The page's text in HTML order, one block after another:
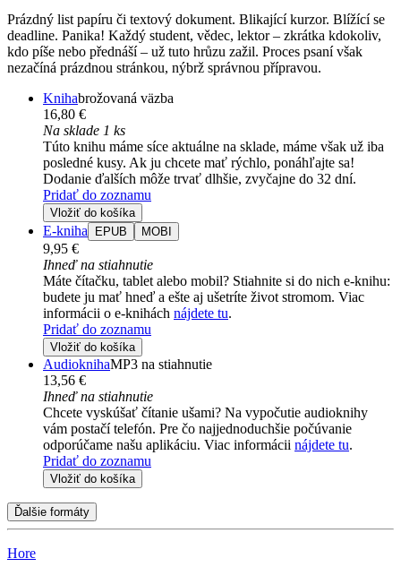
Prázdný list papíru či textový dokument. Blikající kurzor. Blížící se
deadline. Panika! Každý student, vědec, lektor – zkrátka kdokoliv,
kdo píše nebo přednáší – už tuto hrůzu zažil. Proces psaní však
nezačíná prázdnou stránkou, nýbrž správnou přípravou.
Knihabrožovaná väzba
16,80 €
Na sklade 1 ks
Túto knihu máme síce aktuálne na sklade, máme však už iba
posledné kusy. Ak ju chcete mať rýchlo, ponáhľajte sa!
Dodanie ďalších môže trvať dlhšie, zvyčajne do 32 dní.
Pridať do zoznamu
Vložiť do košíka
E-kniha EPUB MOBI
9,95 €
Ihneď na stiahnutie
Máte čítačku, tablet alebo mobil? Stiahnite si do nich e-knihu:
budete ju mať hneď a ešte aj ušetríte život stromom. Viac
informácii o e-knihách nájdete tu.
Pridať do zoznamu
Vložiť do košíka
AudioknihaMP3 na stiahnutie
13,56 €
Ihneď na stiahnutie
Chcete vyskúšať čítanie ušami? Na vypočutie audioknihy
vám postačí telefón. Pre čo najjednoduchšie počúvanie
odporúčame našu aplikáciu. Viac informácii nájdete tu.
Pridať do zoznamu
Vložiť do košíka
Ďalšie formáty
Hore